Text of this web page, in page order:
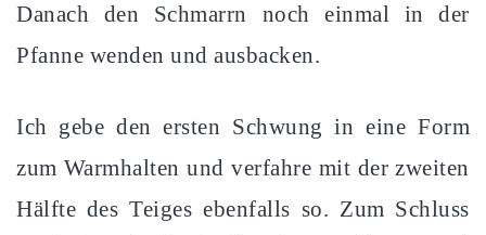
Danach den Schmarrn noch einmal in der
Pfanne wenden und ausbacken.
Ich gebe den ersten Schwung in eine Form
zum Warmhalten und verfahre mit der zweiten
Hälfte des Teiges ebenfalls so. Zum Schluss